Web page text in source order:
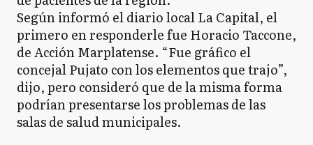
Según informó el diario local La Capital, el
primero en responderle fue Horacio Taccone,
de Acción Marplatense. “Fue gráfico el
concejal Pujato con los elementos que trajo”,
dijo, pero consideró que de la misma forma
podrían presentarse los problemas de las
salas de salud municipales.